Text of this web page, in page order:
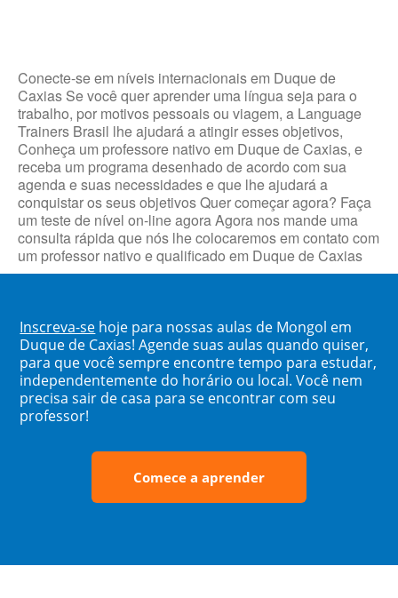
Conecte-se em níveis internacionais em Duque de
Caxias Se você quer aprender uma língua seja para o
trabalho, por motivos pessoais ou viagem, a Language
Trainers Brasil lhe ajudará a atingir esses objetivos,
Conheça um professore nativo em Duque de Caxias, e
receba um programa desenhado de acordo com sua
agenda e suas necessidades e que lhe ajudará a
conquistar os seus objetivos Quer começar agora? Faça
um teste de nível on-line agora Agora nos mande uma
consulta rápida que nós lhe colocaremos em contato com
um professor nativo e qualificado em Duque de Caxias
Inscreva-se hoje para nossas aulas de Mongol em
Duque de Caxias! Agende suas aulas quando quiser,
para que você sempre encontre tempo para estudar,
independentemente do horário ou local. Você nem
precisa sair de casa para se encontrar com seu
professor!
Comece a aprender